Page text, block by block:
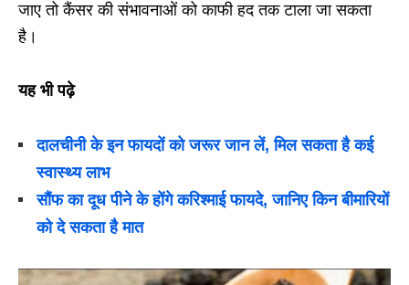
जाए तो कैंसर की संभावनाओं को काफी हद तक टाला जा सकता
है।
यह भी पढ़े
दालचीनी के इन फायदों को जरूर जान लें, मिल सकता है कई
स्वास्थ्य लाभ
सौंफ का दूध पीने के होंगे करिश्माई फायदे, जानिए किन बीमारियों
को दे सकता है मात